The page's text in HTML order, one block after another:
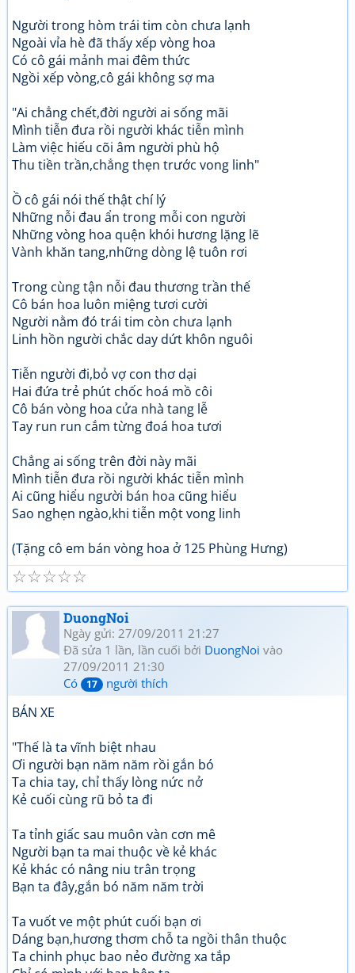
Người trong hòm trái tim còn chưa lạnh
Ngoài vỉa hè đã thấy xếp vòng hoa
Có cô gái mảnh mai đêm thức
Ngồi xếp vòng,cô gái không sợ ma
"Ai chẳng chết,đời người ai sống mãi
Mình tiễn đưa rồi người khác tiễn mình
Làm việc hiếu cõi âm người phù hộ
Thu tiền trần,chẳng thẹn trước vong linh"
Ồ cô gái nói thế thật chí lý
Những nỗi đau ẩn trong mỗi con người
Những vòng hoa quện khói hương lặng lẽ
Vành khăn tang,những dòng lệ tuôn rơi
Trong cùng tận nỗi đau thương trần thế
Cô bán hoa luôn miệng tươi cười
Người nằm đó trái tim còn chưa lạnh
Linh hồn người chắc day dứt khôn nguôi
Tiễn người đi,bỏ vợ con thơ dại
Hai đứa trẻ phút chốc hoá mồ côi
Cô bán vòng hoa cửa nhà tang lễ
Tay run run cắm từng đoá hoa tươi
Chẳng ai sống trên đời này mãi
Mình tiễn đưa rồi người khác tiễn mình
Ai cũng hiểu người bán hoa cũng hiểu
Sao nghẹn ngào,khi tiễn một vong linh
(Tặng cô em bán vòng hoa ở 125 Phùng Hưng)
☆
☆
☆
☆
☆
DuongNoi
Ngày gửi: 27/09/2011 21:27
Đã sửa 1 lần, lần cuối bởi DuongNoi vào
27/09/2011 21:30
Có
17 người thích
BÁN XE
"Thế là ta vĩnh biệt nhau
Ơi người bạn năm năm rồi gắn bó
Ta chia tay, chỉ thấy lòng nức nở
Kẻ cuối cùng rũ bỏ ta đi
Ta tỉnh giấc sau muôn vàn cơn mê
Người bạn ta mai thuộc về kẻ khác
Kẻ khác có nâng niu trân trọng
Bạn ta đây,gắn bó năm năm trời
Ta vuốt ve một phút cuối bạn ơi
Dáng bạn,hương thơm chỗ ta ngồi thân thuộc
Ta chinh phục bao nẻo đường xa tắp